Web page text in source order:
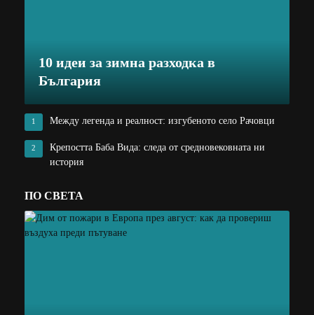
10 идеи за зимна разходка в
България
1 Между легенда и реалност: изгубеното село Рачовци
2
Крепостта Баба Вида: следа от средновековната ни
история
ПО СВЕТА